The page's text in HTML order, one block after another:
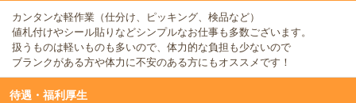
カンタンな軽作業（仕分け、ピッキング、検品など）
値札付けやシール貼りなどシンプルなお仕事も多数ございます。
扱うものは軽いものも多いので、体力的な負担も少ないので
ブランクがある方や体力に不安のある方にもオススメです！
待遇・福利厚生